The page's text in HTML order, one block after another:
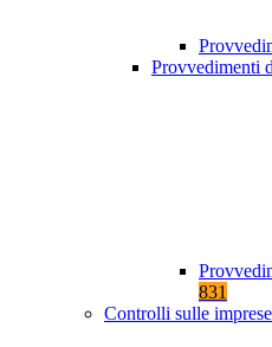
Provvedimenti
831
Controlli sulle imprese